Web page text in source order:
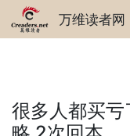
万维读者网
很多人都买